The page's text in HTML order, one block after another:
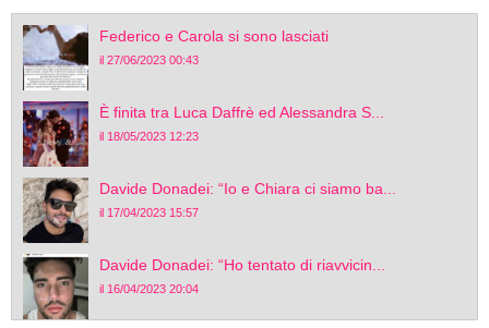
Federico e Carola si sono lasciati
il 27/06/2023 00:43
È finita tra Luca Daffrè ed Alessandra S...
il 18/05/2023 12:23
Davide Donadei: “Io e Chiara ci siamo ba...
il 17/04/2023 15:57
Davide Donadei: “Ho tentato di riavvicin...
il 16/04/2023 20:04